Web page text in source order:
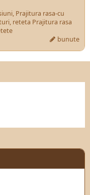
, Prajitura rasa-cu
, reteta Prajitura rasa
bunute